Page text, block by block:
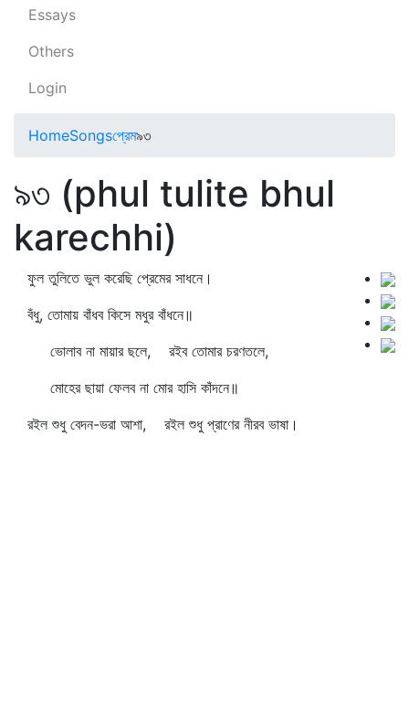
Essays
Others
Login
HomeSongsপ্রেম৯৩
৯৩ (phul tulite bhul
karechhi)
ফুল তুলিতে ভুল করেছি প্রেমের সাধনে।
বঁধু, তোমায় বাঁধব কিসে মধুর বাঁধনে॥
ভোলাব না মায়ার ছলে, রইব তোমার চরণতলে,
মোহের ছায়া ফেলব না মোর হাসি কাঁদনে॥
রইল শুধু বেদন-ভরা আশা, রইল শুধু প্রাণের নীরব ভাষা।